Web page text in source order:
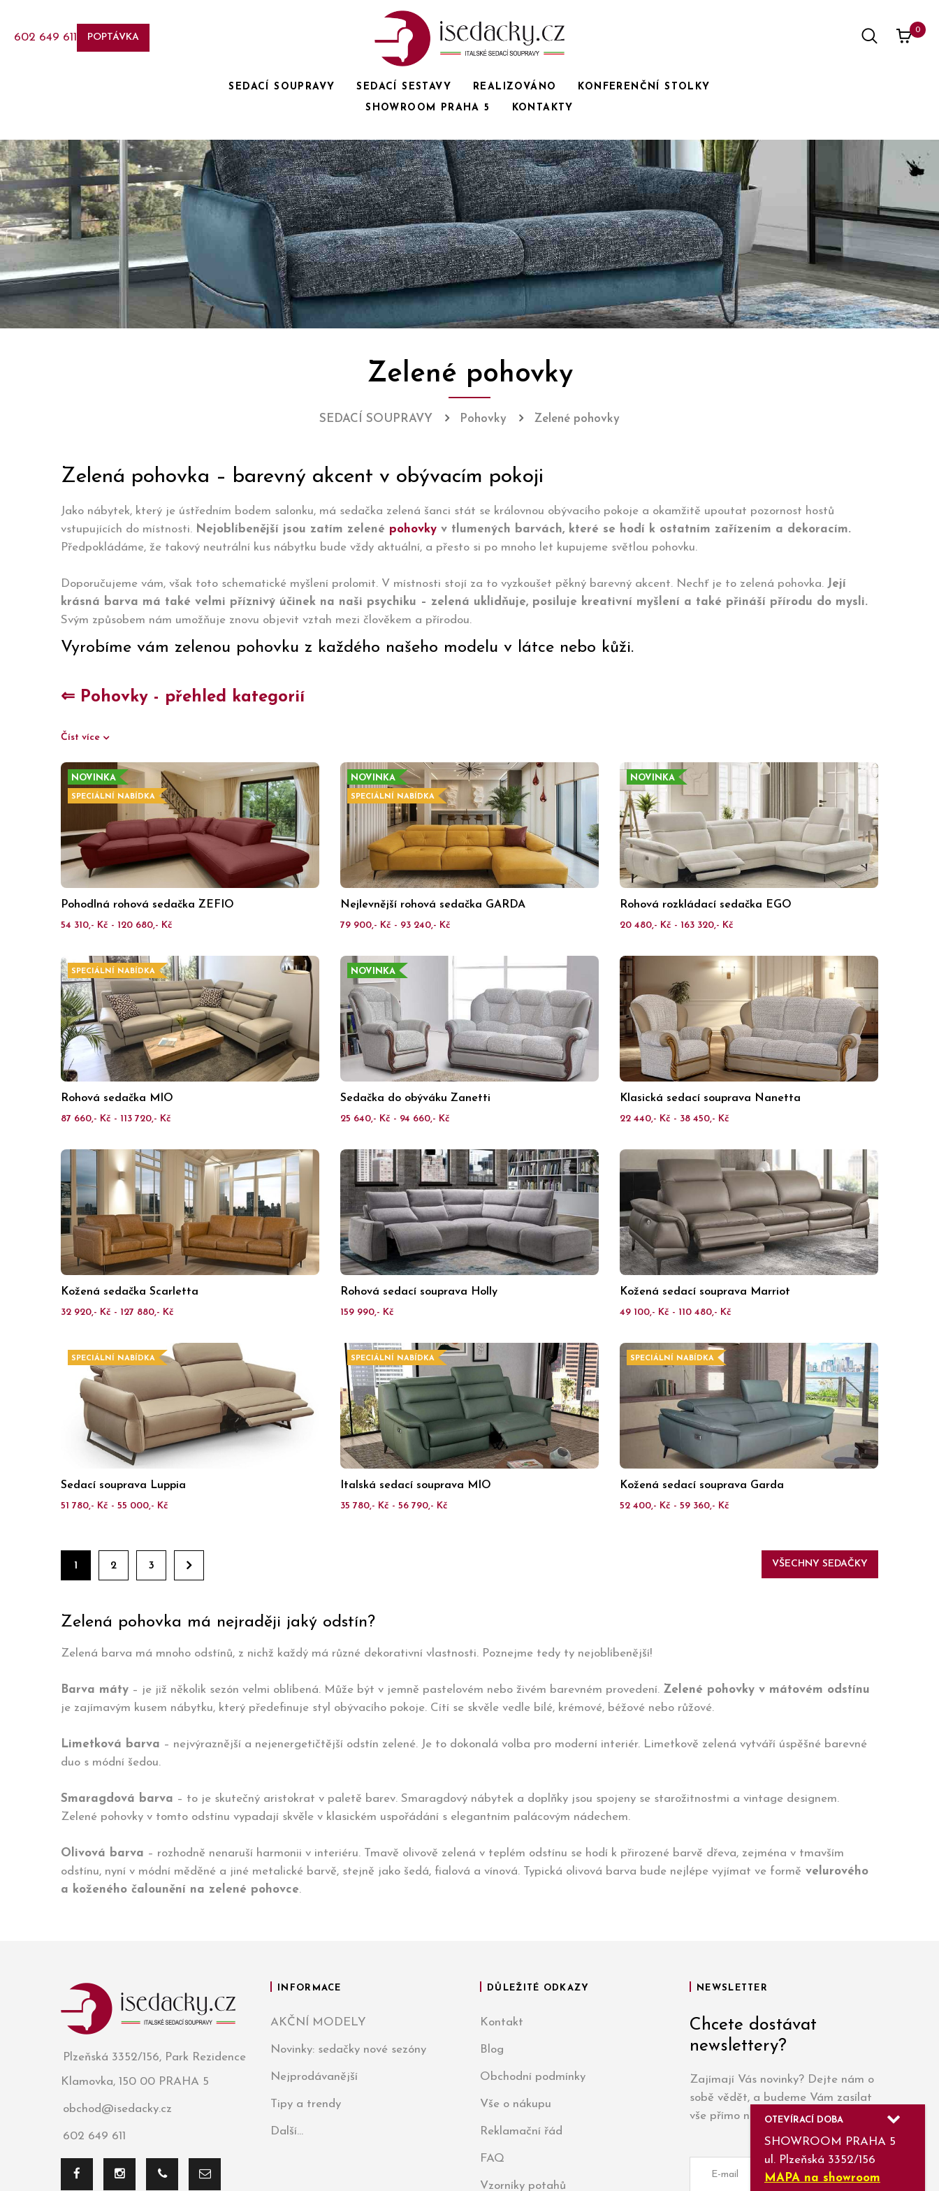
602 649 611 POPTÁVKA
SEDACÍ SOUPRAVY SEDACÍ SESTAVY REALIZOVÁNO
KONFERENČNÍ STOLKY
SHOWROOM PRAHA 5
KONTAKTY
0
Zelené pohovky
SEDACÍ SOUPRAVY Pohovky Zelené pohovky
Zelená pohovka – barevný akcent v obývacím pokoji
Jako nábytek, který je ústředním bodem salonku, má sedačka zelená šanci stát se královnou obývacího pokoje a okamžitě upoutat pozornost hostů
vstupujících do místnosti. Nejoblíbenější jsou zatím zelené pohovky v tlumených barvách, které se hodí k ostatním zařízením a dekoracím.
Předpokládáme, že takový neutrální kus nábytku bude vždy aktuální, a přesto si po mnoho let kupujeme světlou pohovku.
Doporučujeme vám, však toto schematické myšlení prolomit. V místnosti stojí za to vyzkoušet pěkný barevný akcent. Nechť je to zelená pohovka. Její
krásná barva má také velmi příznivý účinek na naši psychiku – zelená uklidňuje, posiluje kreativní myšlení a také přináší přírodu do mysli.
Svým způsobem nám umožňuje znovu objevit vztah mezi člověkem a přírodou.
Vyrobíme vám zelenou pohovku z každého našeho modelu v látce nebo kůži.
⇐ Pohovky - přehled kategorií
Číst více
NOVINKA
SPECIÁLNÍ NABÍDKA
Pohodlná rohová sedačka ZEFIO
54 310,- Kč - 120 680,- Kč
NOVINKA
SPECIÁLNÍ NABÍDKA
Nejlevnější rohová sedačka GARDA
79 900,- Kč - 93 240,- Kč
NOVINKA
Rohová rozkládací sedačka EGO
20 480,- Kč - 163 320,- Kč
SPECIÁLNÍ NABÍDKA
Rohová sedačka MIO
87 660,- Kč - 113 720,- Kč
NOVINKA
Sedačka do obýváku Zanetti
25 640,- Kč - 94 660,- Kč
Klasická sedací souprava Nanetta
22 440,- Kč - 38 450,- Kč
Kožená sedačka Scarletta
32 920,- Kč - 127 880,- Kč
Rohová sedací souprava Holly
159 990,- Kč
Kožená sedací souprava Marriot
49 100,- Kč - 110 480,- Kč
SPECIÁLNÍ NABÍDKA
Sedací souprava Luppia
51 780,- Kč - 55 000,- Kč
SPECIÁLNÍ NABÍDKA
Italská sedací souprava MIO
35 780,- Kč - 56 790,- Kč
SPECIÁLNÍ NABÍDKA
Kožená sedací souprava Garda
52 400,- Kč - 59 360,- Kč
1 2 3 VŠECHNY SEDAČKY
Zelená pohovka má nejraději jaký odstín?
Zelená barva má mnoho odstínů, z nichž každý má různé dekorativní vlastnosti. Poznejme tedy ty nejoblíbenější!
Barva máty – je již několik sezón velmi oblíbená. Může být v jemně pastelovém nebo živém barevném provedení. Zelené pohovky v mátovém odstínu
je zajímavým kusem nábytku, který předefinuje styl obývacího pokoje. Cítí se skvěle vedle bílé, krémové, béžové nebo růžové.
Limetková barva – nejvýraznější a nejenergetičtější odstín zelené. Je to dokonalá volba pro moderní interiér. Limetkově zelená vytváří úspěšné barevné
duo s módní šedou.
Smaragdová barva – to je skutečný aristokrat v paletě barev. Smaragdový nábytek a doplňky jsou spojeny se starožitnostmi a vintage designem.
Zelené pohovky v tomto odstínu vypadají skvěle v klasickém uspořádání s elegantním palácovým nádechem.
Olivová barva – rozhodně nenaruší harmonii v interiéru. Tmavě olivově zelená v teplém odstínu se hodí k přirozené barvě dřeva, zejména v tmavším
odstínu, nyní v módní měděné a jiné metalické barvě, stejně jako šedá, fialová a vínová. Typická olivová barva bude nejlépe vyjímat ve formě velurového
a koženého čalounění na zelené pohovce.
Plzeňská 3352/156, Park Rezidence
Klamovka, 150 00 PRAHA 5
obchod@isedacky.cz
602 649 611
INFORMACE
AKČNÍ MODELY
Novinky: sedačky nové sezóny
Nejprodávanější
Tipy a trendy
Další...
DŮLEŽITÉ ODKAZY
Kontakt
Blog
Obchodní podmínky
Vše o nákupu
Reklamační řád
FAQ
Vzorníky potahů
NEWSLETTER
Chcete dostávat
newslettery?
Zajímají Vás novinky? Dejte nám o
sobě vědět, a budeme Vám zasílat
vše přímo na e-mail.OTEVÍRACÍ DOBA
SHOWROOM PRAHA 5
ul. Plzeňská 3352/156
MAPA na showroom